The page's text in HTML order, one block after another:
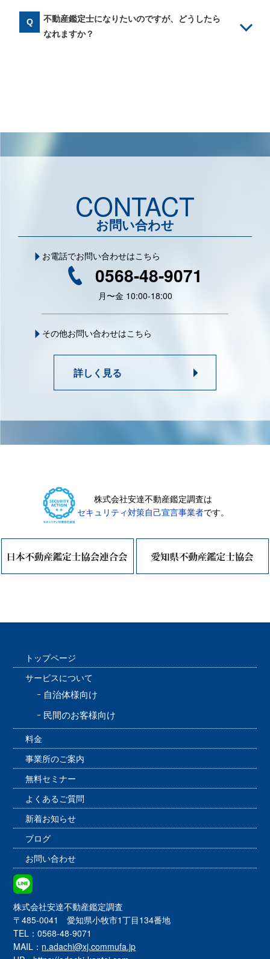
不動産鑑定士になりたいのですが、どうしたら
なれますか？
CONTACT
お問い合わせ
お電話でお問い合わせはこちら
0568-48-9071
月〜金 10:00-18:00
その他お問い合わせはこちら
詳しく見る
株式会社安達不動産鑑定調査は
セキュリティ対策自己宣言事業者です。
トップページ
サービスについて
自治体様向け
民間のお客様向け
料金
事業所のご案内
無料セミナー
よくあるご質問
新着お知らせ
ブログ
お問い合わせ
株式会社安達不動産鑑定調査
〒485-0041 愛知県小牧市1丁目134番地
TEL：0568-48-9071
MAIL： n.adachi@xj.commufa.jp